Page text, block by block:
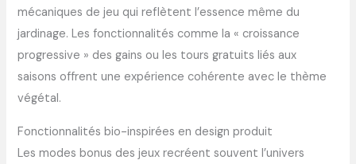
mécaniques de jeu qui reflètent l’essence même du
jardinage. Les fonctionnalités comme la « croissance
progressive » des gains ou les tours gratuits liés aux
saisons offrent une expérience cohérente avec le thème
végétal.
Fonctionnalités bio-inspirées en design produit
Les modes bonus des jeux recréent souvent l’univers